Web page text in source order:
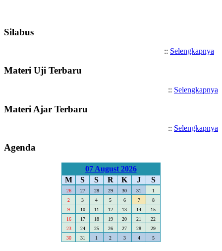
Silabus
:: Selengkapnya
Materi Uji Terbaru
:: Selengkapnya
Materi Ajar Terbaru
:: Selengkapnya
Agenda
07 August 2026
M
S S R K J S
26 27 28 29 30 31
1
2
3 4 5 6 7
8
9
10 11 12 13 14
15
16
17 18 19 20 21
22
23
24 25 26 27 28
29
30
31 1 2 3 4 5